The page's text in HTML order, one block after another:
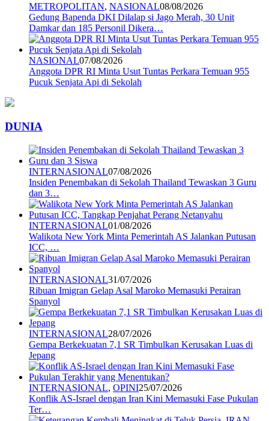
METROPOLITAN, NASIONAL08/08/2026
Gedung Bapenda DKI Dilalap si Jago Merah, 30 Unit
Damkar dan 185 Personil Dikera…
NASIONAL07/08/2026
Anggota DPR RI Minta Usut Tuntas Perkara Temuan 955
Pucuk Senjata Api di Sekolah
DUNIA
INTERNASIONAL07/08/2026
Insiden Penembakan di Sekolah Thailand Tewaskan 3 Guru
dan 3…
INTERNASIONAL01/08/2026
Walikota New York Minta Pemerintah AS Jalankan Putusan
ICC, …
INTERNASIONAL31/07/2026
Ribuan Imigran Gelap Asal Maroko Memasuki Perairan
Spanyol
INTERNASIONAL28/07/2026
Gempa Berkekuatan 7,1 SR Timbulkan Kerusakan Luas di
Jepang
INTERNASIONAL, OPINI25/07/2026
Konflik AS-Israel dengan Iran Kini Memasuki Fase Pukulan
Ter…